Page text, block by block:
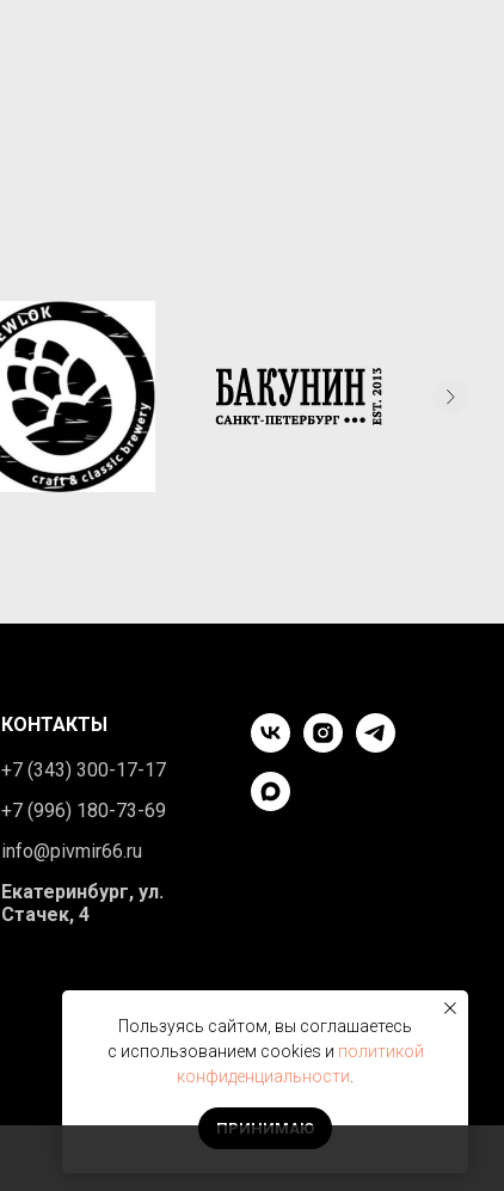
КОНТАКТЫ
+7 (343) 300-17-17
+7 (996) 180-73-69
info@pivmir66.ru
Екатеринбург, ул.
Стачек, 4
Пользуясь сайтом, вы соглашаетесь
с использованием cookies и политикой
конфиденциальности.
ПРИНИМАЮ